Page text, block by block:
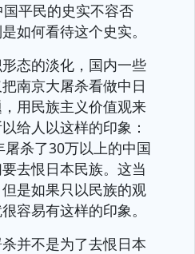
平民的史实不容否
如何看待这个史实。
态的淡化，国内一些
南京大屠杀看做中日
用民族主义价值观来
给人以这样的印象：
杀了30万以上的中国
去恨日本民族。这当
是如果只以民族的观
容易有这样的印象。
并不是为了去恨日本